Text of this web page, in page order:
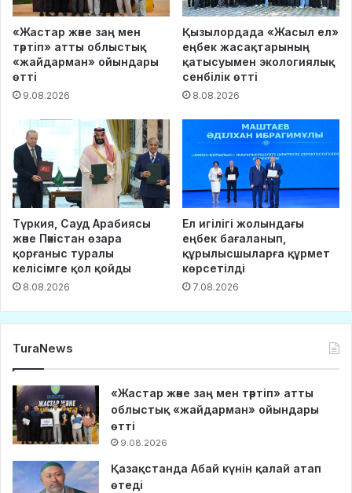
«Жастар және заң мен
тәртіп» атты облыстық
«жайдарман» ойындары
өтті
9.08.2026
Қызылордада «Жасыл ел»
еңбек жасақтарының
қатысуымен экологиялық
сенбілік өтті
8.08.2026
Түркия, Сауд Арабиясы
және Пәкістан өзара
қорғаныс туралы
келісімге қол қойды
8.08.2026
Ел игілігі жолындағы
еңбек бағаланып,
құрылысшыларға құрмет
көрсетілді
7.08.2026
TuraNews
«Жастар және заң мен тәртіп» атты
облыстық «жайдарман» ойындары
өтті
9.08.2026
Қазақстанда Абай күнін қалай атап
өтеді